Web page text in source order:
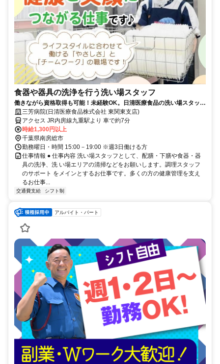
食器や器具の洗浄を行う洗い場スタッフ
働きながら資格取得も可能！未経験OK。日清医療食品の洗い場スタッフ
（パート・アルバイト）求人
三芳病院(日清医療食品株式会社 東関東支店)
アクセス JR内房線九重駅より 車で約7分
時給1,300円以上
千葉県南房総市
勤務曜日・時間 15:00－19:00 ※週3日働ける方
仕事情報 ● 仕事内容 洗い場スタッフとして、配膳・下膳や食器・器
具の洗浄、洗 い場エリアの清掃などをお願いします。調理スタッフ
のサポート をメインとするお仕事です。多くの方の健康管理を支え
るお仕事...
交通費支給 シフト制
アルバイト・パート